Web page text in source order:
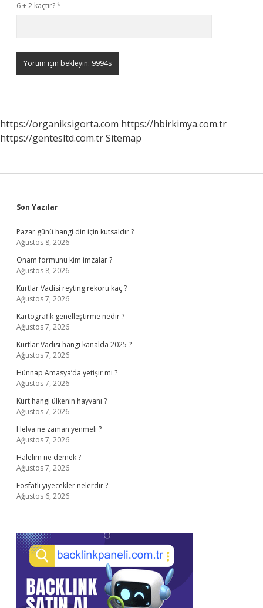
6 + 2 kaçtır?*
https://organiksigorta.com https://hbirkimya.com.tr
https://gentesltd.com.trSitemap
Sidebar
Son Yazılar
Pazar günü hangi din için kutsaldır ?
Ağustos 8, 2026
Onam formunu kim imzalar ?
Ağustos 8, 2026
Kurtlar Vadisi reyting rekoru kaç ?
Ağustos 7, 2026
Kartografik genelleştirme nedir ?
Ağustos 7, 2026
Kurtlar Vadisi hangi kanalda 2025 ?
Ağustos 7, 2026
Hünnap Amasya’da yetişir mi ?
Ağustos 7, 2026
Kurt hangi ülkenin hayvanı ?
Ağustos 7, 2026
Helva ne zaman yenmeli ?
Ağustos 7, 2026
Halelim ne demek ?
Ağustos 7, 2026
Fosfatlı yiyecekler nelerdir ?
Ağustos 6, 2026